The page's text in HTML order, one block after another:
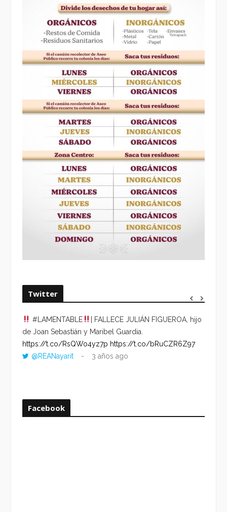
Twitter
#LAMENTABLE
| FALLECE JULIÁN FIGUEROA, hijo
de Joan Sebastián y Maribel Guardia.
https://t.co/RsQWo4yz7p https://t.co/bRuCZR6Z97
@REANayarit
3 años ago
Facebook